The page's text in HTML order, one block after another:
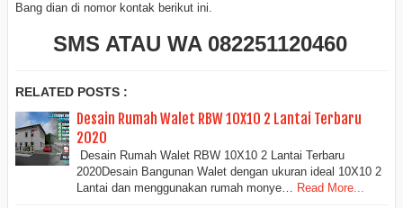
Bang dian di nomor kontak berikut ini.
SMS ATAU WA 082251120460
RELATED POSTS :
Desain Rumah Walet RBW 10X10 2 Lantai Terbaru
2020
Desain Rumah Walet RBW 10X10 2 Lantai Terbaru
2020Desain Bangunan Walet dengan ukuran ideal 10X10 2
Lantai dan menggunakan rumah monye… Read More...